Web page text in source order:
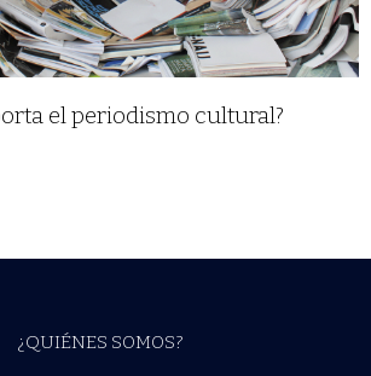
el periodismo cultural?
¿QUIÉNES SOMOS?